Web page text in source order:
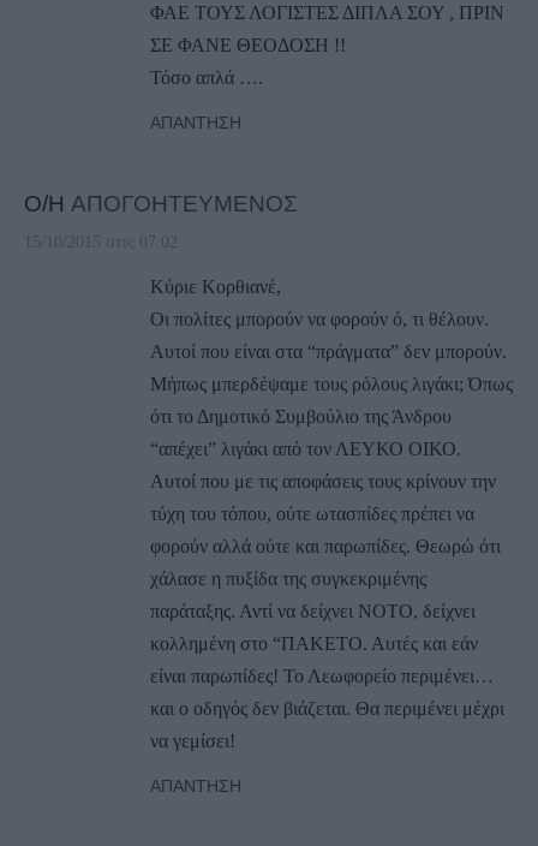
ΦΑΕ ΤΟΥΣ ΛΟΓΙΣΤΕΣ ΔΙΠΛΑ ΣΟΥ , ΠΡΙΝ
ΣΕ ΦΑΝΕ ΘΕΟΔΟΣΗ !!
Τόσο απλά ….
ΑΠΆΝΤΗΣΗ
Ο/Η ΑΠΟΓΟΗΤΕΥΜΕΝΟΣ
15/10/2015 στις 07:02
Κύριε Κορθιανέ,
Οι πολίτες μπορούν να φορούν ό, τι θέλουν.
Αυτοί που είναι στα “πράγματα” δεν μπορούν.
Μήπως μπερδέψαμε τους ρόλους λιγάκι; Όπως
ότι το Δημοτικό Συμβούλιο της Άνδρου
“απέχει” λιγάκι από τον ΛΕΥΚΟ ΟΙΚΟ.
Αυτοί που με τις αποφάσεις τους κρίνουν την
τύχη του τόπου, ούτε ωτασπίδες πρέπει να
φορούν αλλά ούτε και παρωπίδες. Θεωρώ ότι
χάλασε η πυξίδα της συγκεκριμένης
παράταξης. Αντί να δείχνει ΝΟΤΟ, δείχνει
κολλημένη στο “ΠΑΚΕΤΟ. Αυτές και εάν
είναι παρωπίδες! Το Λεωφορείο περιμένει…
και ο οδηγός δεν βιάζεται. Θα περιμένει μέχρι
να γεμίσει!
ΑΠΆΝΤΗΣΗ